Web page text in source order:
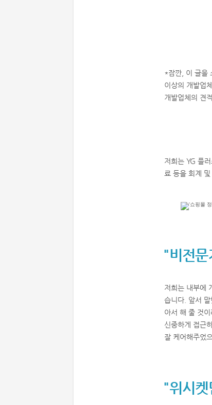
*잠깐, 이 글을
이상의 개발업
개발업체의 견
저희는 YG 플
료 등을 회계
"비전
저희는 내부에
습니다. 앞서
아서 해 줄 것
신중하게 접근
잘 케어해주었
"위시